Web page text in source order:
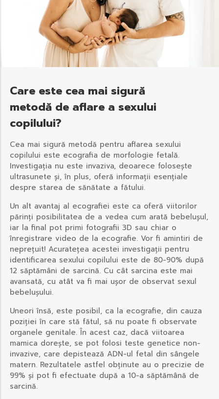
Care este cea mai sigură
metodă de aflare a sexului
copilului?
Cea mai sigură metodă pentru aflarea sexului
copilului este ecografia de morfologie fetală.
Investigația nu este invaziva, deoarece folosește
ultrasunete și, în plus, oferă informații esențiale
despre starea de sănătate a fătului.
Un alt avantaj al ecografiei este ca oferă viitorilor
părinți posibilitatea de a vedea cum arată bebelușul,
iar la final pot primi fotografii 3D sau chiar o
înregistrare video de la ecografie. Vor fi amintiri de
neprețuit! Acuratețea acestei investigații pentru
identificarea sexului copilului este de 80-90% după
12 săptămâni de sarcină. Cu cât sarcina este mai
avansată, cu atât va fi mai ușor de observat sexul
bebelușului.
Uneori însă, este posibil, ca la ecografie, din cauza
poziției în care stă fătul, să nu poate fi observate
organele genitale. În acest caz, dacă viitoarea
mamica dorește, se pot folosi teste genetice non-
invazive, care depistează ADN-ul fetal din sângele
matern. Rezultatele astfel obținute au o precizie de
99% și pot fi efectuate după a 10-a săptămână de
sarcină.